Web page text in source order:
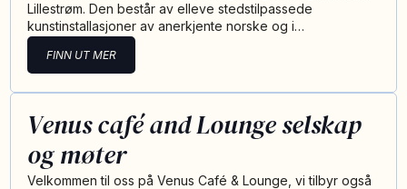
Lillestrøm. Den består av elleve stedstilpassede
kunstinstallasjoner av anerkjente norske og i…
FINN UT MER
Venus café and Lounge selskap
og møter
Velkommen til oss på Venus Café & Lounge, vi tilbyr også